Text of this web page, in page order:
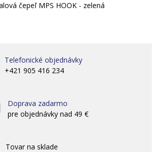
čepeľ MPS HOOK - zelená
Telefonické objednávky
+421 905 416 234
Doprava zadarmo
pre objednávky nad 49 €
Tovar na sklade